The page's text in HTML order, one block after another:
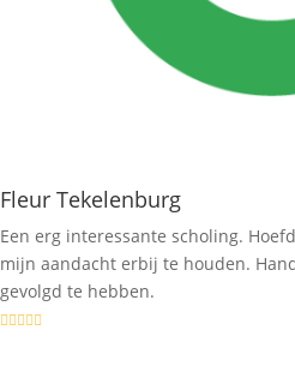
Fleur Tekelenburg
Een erg interessante scholing.
mijn aandacht erbij te houden.
gevolgd te hebben.
